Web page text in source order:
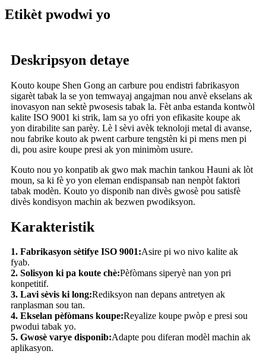
Etikèt pwodwi yo
Deskripsyon detaye
Kouto koupe Shen Gong an carbure pou endistri fabrikasyon
sigarèt tabak la se yon temwayaj angajman nou anvè ekselans ak
inovasyon nan sektè pwosesis tabak la. Fèt anba estanda kontwòl
kalite ISO 9001 ki strik, lam sa yo ofri yon efikasite koupe ak
yon dirabilite san parèy. Lè l sèvi avèk teknoloji metal di avanse,
nou fabrike kouto ak pwent carbure tengstèn ki pi mens men pi
di, pou asire koupe presi ak yon minimòm usure.
Kouto nou yo konpatib ak gwo mak machin tankou Hauni ak lòt
moun, sa ki fè yo yon eleman endispansab nan nenpòt faktori
tabak modèn. Kouto yo disponib nan divès gwosè pou satisfè
divès kondisyon machin ak bezwen pwodiksyon.
Karakteristik
1. Fabrikasyon sètifye ISO 9001:Asire pi wo nivo kalite ak
fyab.
2. Solisyon ki pa koute chè:Pèfòmans siperyè nan yon pri
konpetitif.
3. Lavi sèvis ki long:Rediksyon nan depans antretyen ak
ranplasman sou tan.
4. Ekselan pèfòmans koupe:Reyalize koupe pwòp e presi sou
pwodui tabak yo.
5. Gwosè varye disponib:Adapte pou diferan modèl machin ak
aplikasyon.